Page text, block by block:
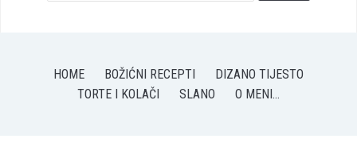
HOME BOŽIĆNI RECEPTI
DIZANO TIJESTO
TORTE I KOLAČI
SLANO O MENI…